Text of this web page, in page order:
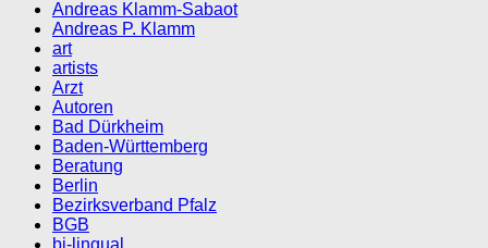
Andreas Klamm-Sabaot
Andreas P. Klamm
art
artists
Arzt
Autoren
Bad Dürkheim
Baden-Württemberg
Beratung
Berlin
Bezirksverband Pfalz
BGB
bi-lingual